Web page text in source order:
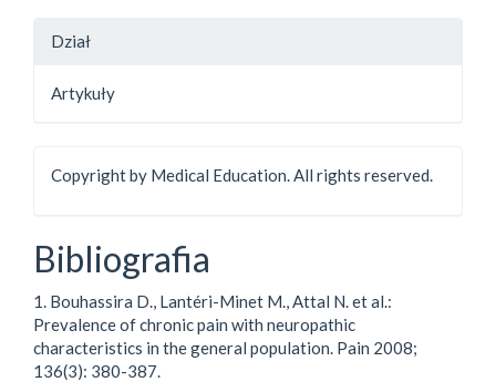
Dział
Artykuły
Copyright by Medical Education. All rights reserved.
Bibliografia
1. Bouhassira D., Lantéri-Minet M., Attal N. et al.:
Prevalence of chronic pain with neuropathic
characteristics in the general population. Pain 2008;
136(3): 380-387.